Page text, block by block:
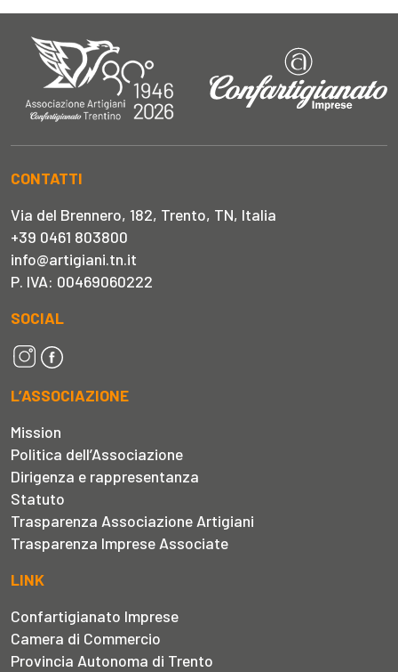
CONTATTI
Via del Brennero, 182, Trento, TN, Italia
+39 0461 803800
info@artigiani.tn.it
P. IVA: 00469060222
SOCIAL
L’ASSOCIAZIONE
Mission
Politica dell’Associazione
Dirigenza e rappresentanza
Statuto
Trasparenza Associazione Artigiani
Trasparenza Imprese Associate
LINK
Confartigianato Imprese
Camera di Commercio
Provincia Autonoma di Trento